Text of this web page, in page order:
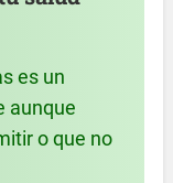
es un
aunque
o que no